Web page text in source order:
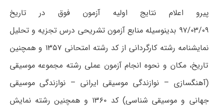
پیرو اعلام نتایج اولیه آزمون فوق در تاریخ
۹۷/۰۳/۰۹ بدینوسیله منابع آزمون تشریحی درس تجزیه و تحلیل
نمایشنامه رشته‌‌ کارگردانی از کد رشته امتحانی ۱۳۵۷ و همچنین
تاریخ، مکان و نحوه انجام آزمون عملی رشته مجموعه موسیقی
(آهنگسازی – نوازندگی موسیقی ایرانی – نوازندگی موسیقی
جهانی و موسیقی شناسی) کد ۱۳۶۰ و همچنین رشته نمایش